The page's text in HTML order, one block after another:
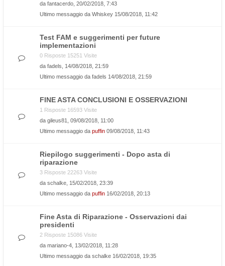
da fantacerdo , 20/02/2018, 7:43
Ultimo messaggio da Whiskey 15/08/2018, 11:42
Test FAM e suggerimenti per future
implementazioni
0 Risposte 15251 Visite
da fadels , 14/08/2018, 21:59
Ultimo messaggio da fadels 14/08/2018, 21:59
FINE ASTA CONCLUSIONI E OSSERVAZIONI
1 Risposte 16593 Visite
da gileus81
, 09/08/2018, 11:00
Ultimo messaggio da puffin 09/08/2018, 11:43
Riepilogo suggerimenti - Dopo asta di
riparazione
3 Risposte 22263 Visite
da schalke , 15/02/2018, 23:39
Ultimo messaggio da puffin 16/02/2018, 20:13
Fine Asta di Riparazione - Osservazioni dai
presidenti
2 Risposte 15086 Visite
da mariano-4 , 13/02/2018, 11:28
Ultimo messaggio da schalke 16/02/2018, 19:35